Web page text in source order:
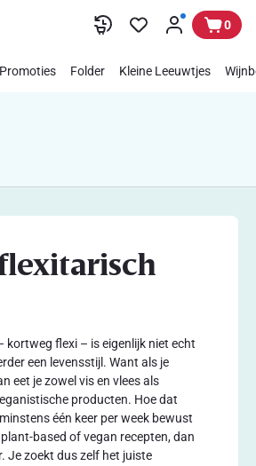
0
Promoties Folder Kleine Leeuwtjes
kortweg flexi – is eigenlijk niet echt
een levensstijl. Want als je
eet je zowel vis en vlees als
producten. Hoe dat
één keer per week bewust
based of vegan recepten, dan
Je zoekt dus zelf het juiste